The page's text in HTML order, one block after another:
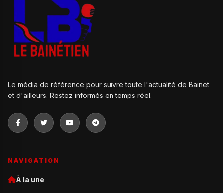
Le média de référence pour suivre toute l'actualité de Bainet
et d'ailleurs. Restez informés en temps réel.
NAVIGATION
À la une